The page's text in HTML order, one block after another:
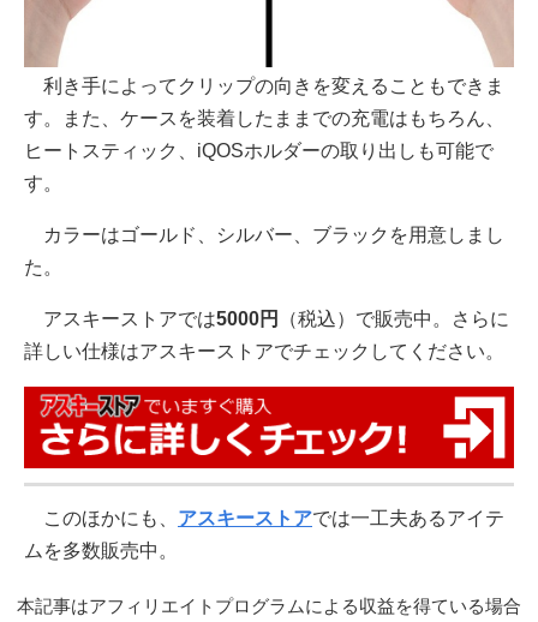
利き手によってクリップの向きを変えることもできま
す。また、ケースを装着したままでの充電はもちろん、
ヒートスティック、iQOSホルダーの取り出しも可能で
す。
カラーはゴールド、シルバー、ブラックを用意しまし
た。
アスキーストアでは5000円
（税込）で販売中。さらに
詳しい仕様はアスキーストアでチェックしてください。
このほかにも、 アスキーストアでは一工夫あるアイテ
ムを多数販売中。
本記事はアフィリエイトプログラムによる収益を得ている場合